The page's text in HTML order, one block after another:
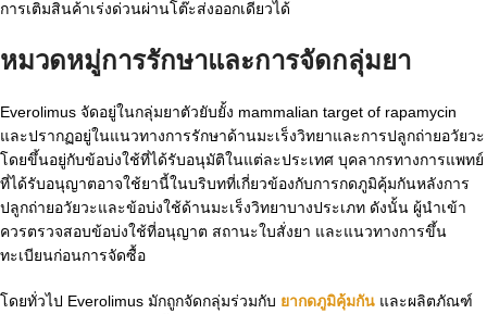
การเติมสินค้าเร่งด่วนผ่านโต๊ะส่งออกเดียวได้
หมวดหมู่การรักษาและการจัดกลุ่มยา
Everolimus จัดอยู่ในกลุ่มยาตัวยับยั้ง mammalian target of rapamycin
และปรากฏอยู่ในแนวทางการรักษาด้านมะเร็งวิทยาและการปลูกถ่ายอวัยวะ
โดยขึ้นอยู่กับข้อบ่งใช้ที่ได้รับอนุมัติในแต่ละประเทศ บุคลากรทางการแพทย์
ที่ได้รับอนุญาตอาจใช้ยานี้ในบริบทที่เกี่ยวข้องกับการกดภูมิคุ้มกันหลังการ
ปลูกถ่ายอวัยวะและข้อบ่งใช้ด้านมะเร็งวิทยาบางประเภท ดังนั้น ผู้นำเข้า
ควรตรวจสอบข้อบ่งใช้ที่อนุญาต สถานะใบสั่งยา และแนวทางการขึ้น
ทะเบียนก่อนการจัดซื้อ
โดยทั่วไป Everolimus มักถูกจัดกลุ่มร่วมกับ ยากดภูมิคุ้มกัน​ และผลิตภัณฑ์